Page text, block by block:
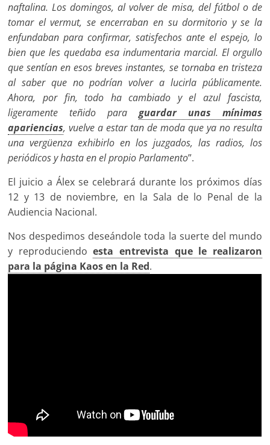
naftalina. Los domingos, al volver de misa, del fútbol o de
tomar el vermut, se encerraban en su dormitorio y se la
enfundaban para confirmar, satisfechos ante el espejo, lo
bien que les quedaba esa indumentaria marcial. El orgullo
que sentían en esos breves instantes, se tornaba en tristeza
al saber que no podrían volver a lucirla públicamente.
Ahora, por fin, todo ha cambiado y el azul fascista,
ligeramente teñido para guardar unas mínimas
apariencias, vuelve a estar tan de moda que ya no resulta
una vergüenza exhibirlo en los juzgados, las radios, los
periódicos y hasta en el propio Parlamento”.
El juicio a Álex se celebrará durante los próximos días
12 y 13 de noviembre, en la Sala de lo Penal de la
Audiencia Nacional.
Nos despedimos deseándole toda la suerte del mundo
y reproduciendoesta entrevista que le realizaron
para la página Kaos en la Red.